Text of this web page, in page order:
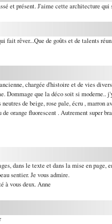
et présent. J'aime cette architecture qui
fait rêver...Que de goûts et de talents
chargée d'histoire et de vies
Dommage que la déco soit si moderne..
de beige, rose pale, écru , marron
de orange fluorescent . Autrement super
dans le texte et dans la mise en page,
sentier. Je vous admire.
à vous deux. Anne